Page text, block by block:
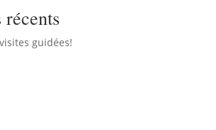
récents
guidées!